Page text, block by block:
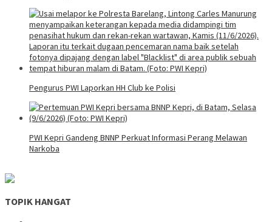
Pengurus PWI Laporkan HH Club ke Polisi
PWI Kepri Gandeng BNNP Perkuat Informasi Perang Melawan
Narkoba
TOPIK HANGAT